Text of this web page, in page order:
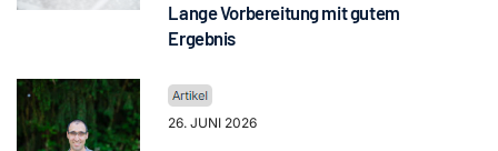
Lange Vorbereitung mit gutem
Ergebnis
26. JUNI 2026